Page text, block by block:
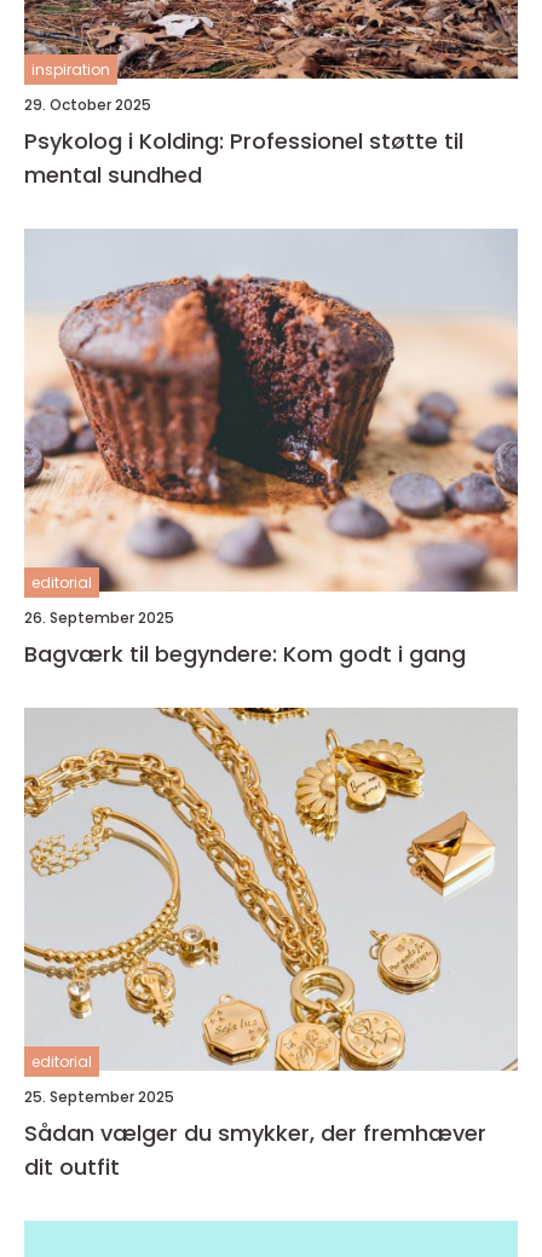
inspiration
29. October 2025
Psykolog i Kolding: Professionel støtte til
mental sundhed
editorial
26. September 2025
Bagværk til begyndere: Kom godt i gang
editorial
25. September 2025
Sådan vælger du smykker, der fremhæver
dit outfit